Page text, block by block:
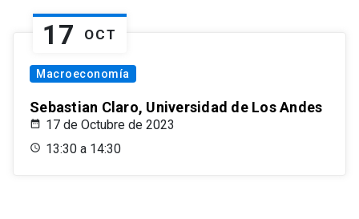
17 OCT
Macroeconomía
Sebastian Claro, Universidad de Los Andes
17 de Octubre de 2023
13:30 a 14:30